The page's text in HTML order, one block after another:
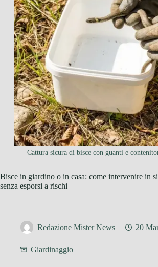
Cattura sicura di bisce con guanti e
Bisce in giardino o in casa: come intervenire in
senza esporsi a rischi
Redazione Mister News 20
Giardinaggio